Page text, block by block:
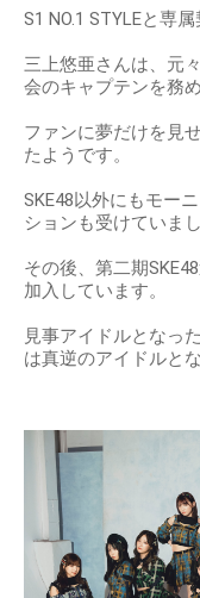
S1 NO.1 STYLEと専
三上悠亜さんは、元
会のキャプテンを務
ファンに夢だけを見
たようです。
SKE48以外にもモー
ションも受けていま
その後、第二期
加入しています。
見事アイドルとなっ
は真逆のアイドルと